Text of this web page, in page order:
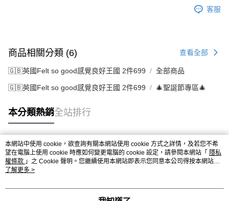
客服
商品相關分類 (6) 查看全部
🇬🇧英國Felt so good感覺良好王國 2件699 全部商品
🇬🇧英國Felt so good感覺良好王國 2件699 🎄聖誕節專區🎄
本分類熱銷全站排行
熱門標籤
本網站中使用 cookie，欲查詢有關本網站使用 cookie 方式之詳情，及若您不希
望在電腦上使用 cookie 時應如何變更電腦的 cookie 設定，請參閱本網站「 隱私
權條款 」之 Cookie 聲明。您繼續使用本網站即表示您同意本公司得按本網站使
用條款之 Cookie 聲明使用 cookie。
了解更多 >